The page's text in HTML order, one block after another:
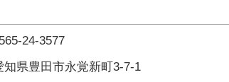
24-3577
知県豊田市永覚新町3-7-1